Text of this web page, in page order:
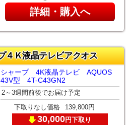
詳細・購入へ
４Ｋ液晶テレビアクオス
シャープ 4K液晶テレビ AQUOS
43V型 4T-C43GN2
2～3週間前後でお届け予定
下取りなし価格 139,800円
30,000円下取り